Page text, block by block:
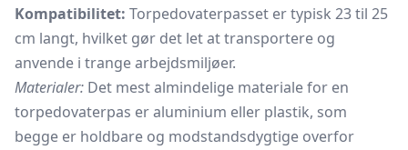
Kompatibilitet: Torpedovaterpasset er typisk 23 til 25
cm langt, hvilket gør det let at transportere og
anvende i trange arbejdsmiljøer.
Materialer: Det mest almindelige materiale for en
torpedovaterpas er aluminium eller plastik, som
begge er holdbare og modstandsdygtige overfor